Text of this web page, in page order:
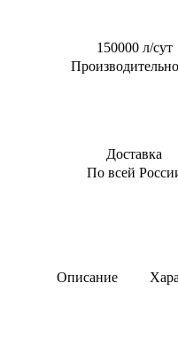
150000 л/сут
Доставка
По всей
Описание